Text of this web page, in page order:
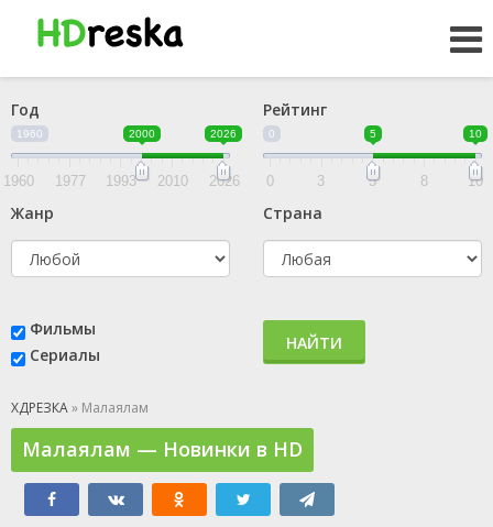
Год
1960 2000 2026
1960 1977 1993 2010 2026
Рейтинг
0 5 10
0 3 5 8 10
Жанр Страна
Фильмы
Сериалы
НАЙТИ
ХДРЕЗКА» Малаялам
Малаялам — Новинки в HD